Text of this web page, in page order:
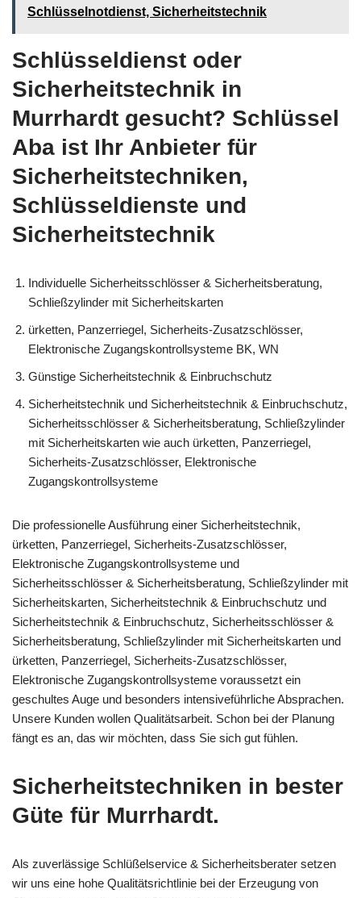
Schlüsselnotdienst, Sicherheitstechnik
Schlüsseldienst oder
Sicherheitstechnik in
Murrhardt gesucht? Schlüssel
Aba ist Ihr Anbieter für
Sicherheitstechniken,
Schlüsseldienste und
Sicherheitstechnik
Individuelle Sicherheitsschlösser & Sicherheitsberatung,
Schließzylinder mit Sicherheitskarten
ürketten, Panzerriegel, Sicherheits-Zusatzschlösser,
Elektronische Zugangskontrollsysteme BK, WN
Günstige Sicherheitstechnik & Einbruchschutz
Sicherheitstechnik und Sicherheitstechnik & Einbruchschutz,
Sicherheitsschlösser & Sicherheitsberatung, Schließzylinder
mit Sicherheitskarten wie auch ürketten, Panzerriegel,
Sicherheits-Zusatzschlösser, Elektronische
Zugangskontrollsysteme
Die professionelle Ausführung einer Sicherheitstechnik,
ürketten, Panzerriegel, Sicherheits-Zusatzschlösser,
Elektronische Zugangskontrollsysteme und
Sicherheitsschlösser & Sicherheitsberatung, Schließzylinder mit
Sicherheitskarten, Sicherheitstechnik & Einbruchschutz und
Sicherheitstechnik & Einbruchschutz, Sicherheitsschlösser &
Sicherheitsberatung, Schließzylinder mit Sicherheitskarten und
ürketten, Panzerriegel, Sicherheits-Zusatzschlösser,
Elektronische Zugangskontrollsysteme voraussetzt ein
geschultes Auge und besonders intensiveführliche Absprachen.
Unsere Kunden wollen Qualitätsarbeit. Schon bei der Planung
fängt es an, das wir möchten, dass Sie sich gut fühlen.
Sicherheitstechniken in bester
Güte für Murrhardt.
Als zuverlässige Schlüßelservice & Sicherheitsberater setzen
wir uns eine hohe Qualitätsrichtlinie bei der Erzeugung von